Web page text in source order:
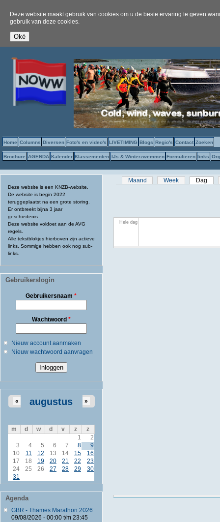
Deze website maakt gebruik van cookies om u de beste ervaring te geven
gebruik van deze cookies.
Home Columns Diversen Foto's en video's LIVETIMING Blogs Regio's Contact Zoeken
Brochure AGENDA Kalender Klassementen IJs & Winterzwemmen Formulieren links
Deze website is een KNZB-website.
De website is begin 2022
teruggeplaatst na een grote storing.
Er ontbreekt bijna 3 jaar
geschiedenis.
Deze website voldoet aan de AVG
regels.
Alle tekstblokjes hierboven zijn actieve
links. Sommige hebben ook nog sub-
links.
Gebruikerslogin
Gebruikersnaam*
Wachtwoord *
Nieuw account aanmaken
Nieuw wachtwoord aanvragen
augustus
« »
m d w d v z
z
1
2
3
4 5 6 7 8
9
10
11 12 13 14 15
16
17
18 19 20 21 22
23
24
25 26 27 28 29
30
31
Agenda
GBR - Thames Marathon 2026
09/08/2026 - 00:00t/m 23:45
Primaire tabs
Maand Week Dag
Hele dag